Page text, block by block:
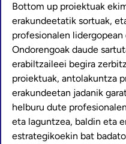
Bottom up proiektuak
erakundeetatik sortuak,
profesionalen
Ondorengoak daude
erabiltzaileei begira
proiektuak, antolakuntza
erakundeetan jadanik
helburu dute
eta laguntzea, baldin eta
estrategikoekin bat